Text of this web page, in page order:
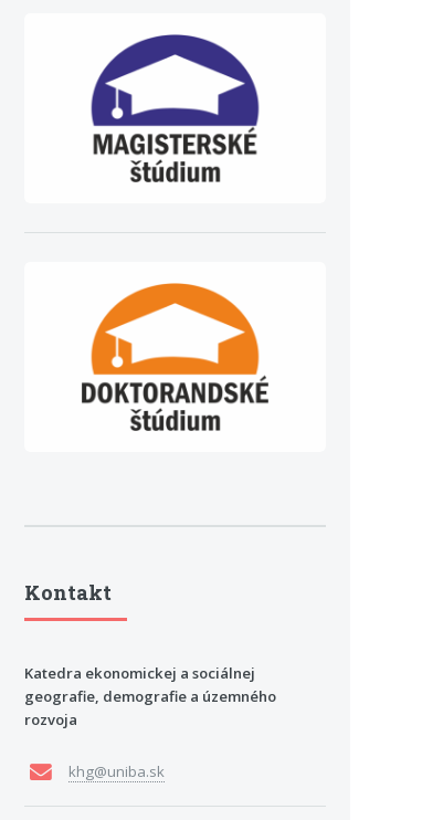
Kontakt
Katedra ekonomickej a sociálnej
geografie, demografie a územného
rozvoja
khg@uniba.sk